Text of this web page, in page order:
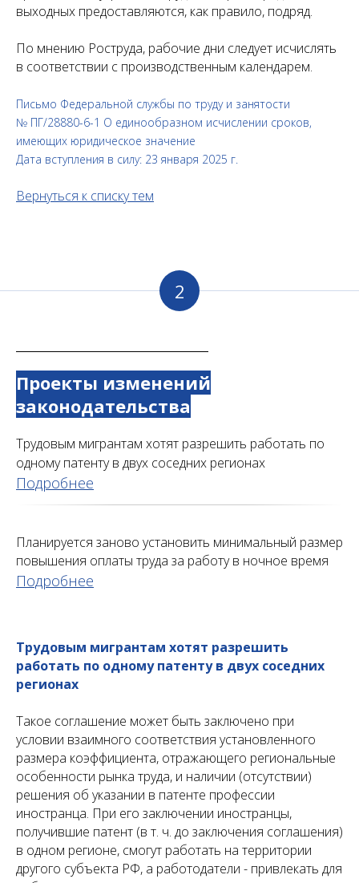
выходных предоставляются, как правило, подряд.
По мнению Роструда, рабочие дни следует исчислять
в соответствии с производственным календарем.
Письмо Федеральной службы по труду и занятости
№ ПГ/28880-6-1 О единообразном исчислении сроков,
имеющих юридическое значение
Дата вступления в силу: 23 января 2025 г.
Вернуться к списку тем
2
Проекты изменений
законодательства
Трудовым мигрантам хотят разрешить работать по
одному патенту в двух соседних регионах
Подробнее
Планируется заново установить минимальный размер
повышения оплаты труда за работу в ночное время
Подробнее
Трудовым мигрантам хотят разрешить
работать по одному патенту в двух соседних
регионах
Такое соглашение может быть заключено при
условии взаимного соответствия установленного
размера коэффициента, отражающего региональные
особенности рынка труда, и наличии (отсутствии)
решения об указании в патенте профессии
иностранца. При его заключении иностранцы,
получившие патент (в т. ч. до заключения соглашения)
в одном регионе, смогут работать на территории
другого субъекта РФ, а работодатели - привлекать для